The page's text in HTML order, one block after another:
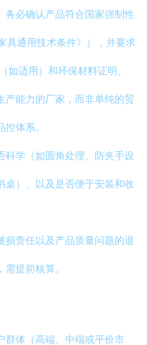
务必确认产品符合国家强制性
具通用技术条件》），并要求
如适用）和环保材料证明。
产能力的厂家，而非单纯的贸
体系。
科学（如圆角处理、防夹手设
桌）、以及是否便于安装和收
损责任以及产品质量问题的退
提前核算。
群体（高端、中端或平价市